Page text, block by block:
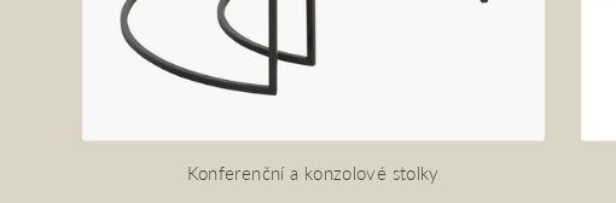
Konferenční a konzolové stolky